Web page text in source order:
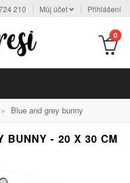
210 Můj účet Přihlášení
0
» Blue and grey bunny
BUNNY - 20 X 30 CM